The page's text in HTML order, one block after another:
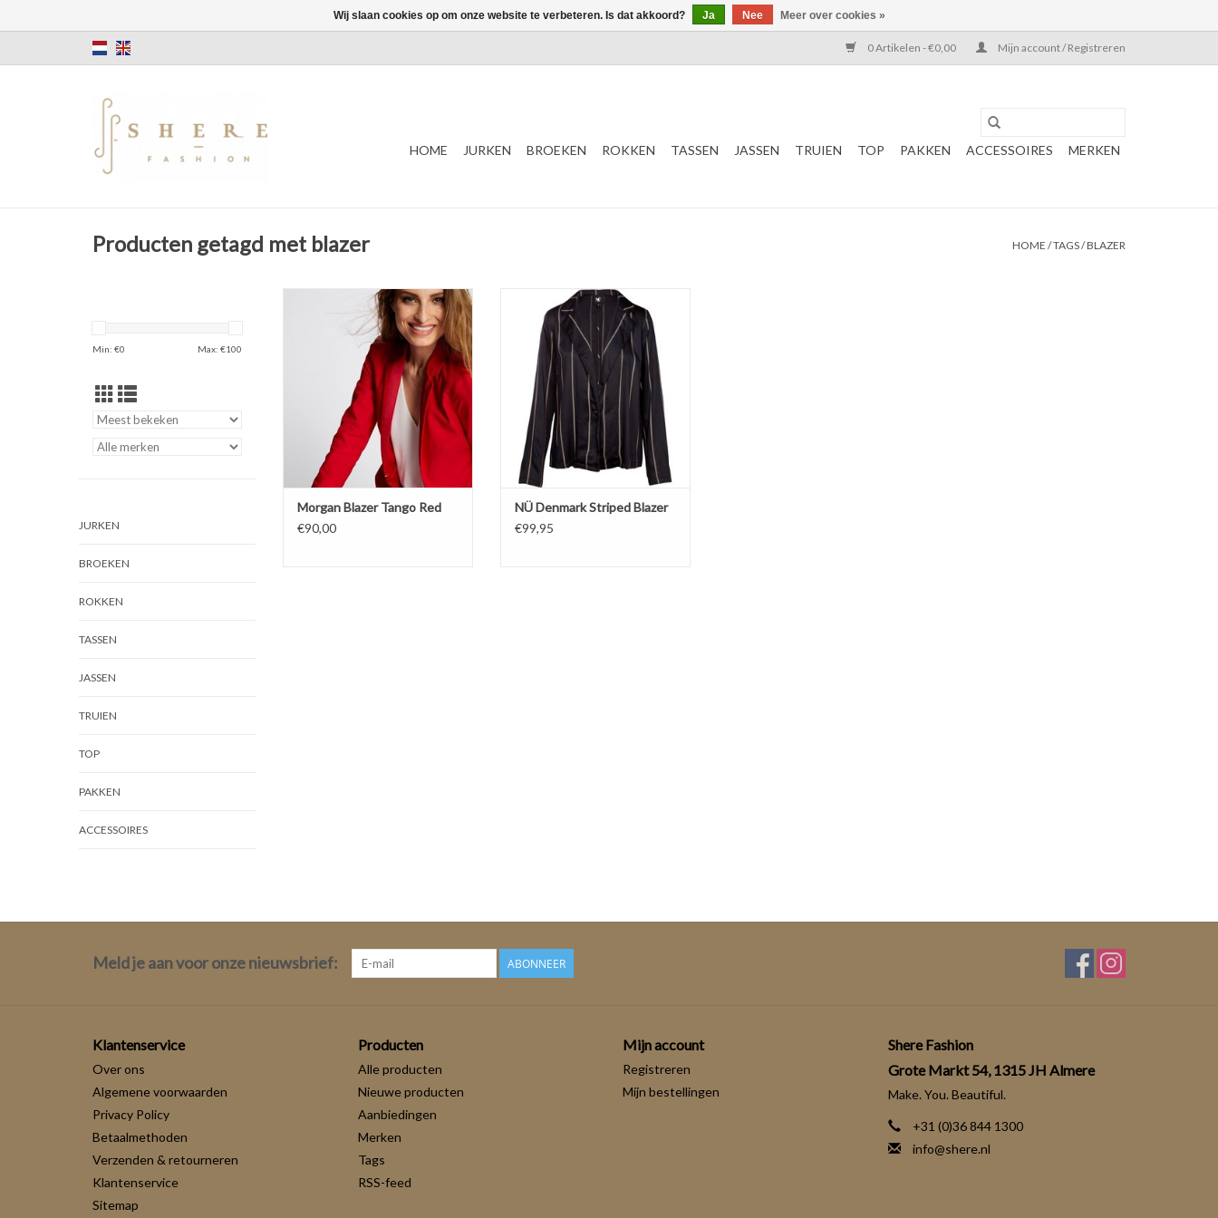
0 Artikelen - €0,00 Mijn account / Registreren
HOME JURKEN BROEKEN ROKKEN TASSEN JASSEN TRUIEN TOP PAKKEN ACCESSOIRES MERKEN
Producten getagd met blazer HOME /TAGS/BLAZER
Min: €0 Max: €100
JURKEN
BROEKEN
ROKKEN
TASSEN
JASSEN
TRUIEN
TOP
PAKKEN
ACCESSOIRES
Blazer
Polyester
Tango Rood
Morgan Blazer Tango Red
€90,00
Gestreept
Zwart
NÜ Denmark Striped Blazer
€99,95
Meld je aan voor onze nieuwsbrief: ABONNEER
Klantenservice
Over ons
Algemene voorwaarden
Privacy Policy
Betaalmethoden
Verzenden & retourneren
Klantenservice
Sitemap
Producten
Alle producten
Nieuwe producten
Aanbiedingen
Merken
Tags
RSS-feed
Mijn account
Registreren
Mijn bestellingen
Shere Fashion
Grote Markt 54, 1315 JH Almere
Make. You. Beautiful.
+31 (0)36 844 1300
info@shere.nl
Wij slaan cookies op om onze website te verbeteren. Is dat akkoord? Ja Nee Meer over cookies »